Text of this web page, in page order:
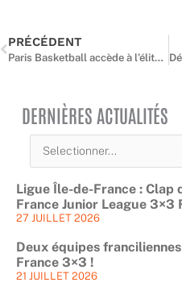
PRÉCÉDENT
Paris Basketball accède à l’élite français
DERNIÈRES ACTUALITÉS
Ligue Île-de-France : Clap
France Junior League 3×3
27 JUILLET 2026
Deux équipes franciliennes
France 3×3 !
21 JUILLET 2026